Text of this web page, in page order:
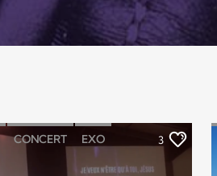
CONCERT EXO 3